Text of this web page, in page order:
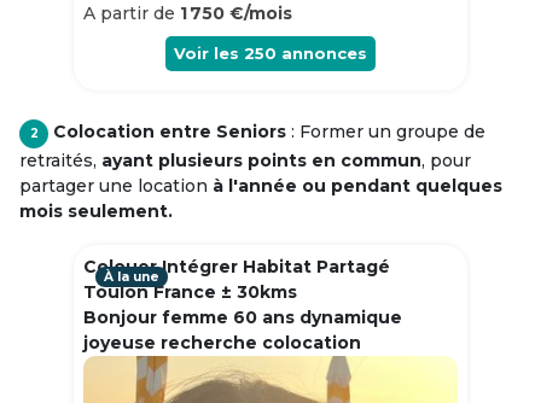
A partir de 1 750 €/mois
Voir les 250 annonces
2 Colocation entre Seniors : Former un groupe de
retraités, ayant plusieurs points en commun, pour
partager une location à l'année ou pendant quelques
mois seulement.
Colouer Intégrer Habitat Partagé
Toulon France ± 30kms
Bonjour femme 60 ans dynamique
joyeuse recherche colocation
À la une